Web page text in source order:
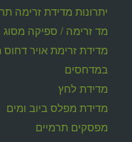
יתרונות מדידת זרימה
מד זרימה / ספיקה
מדידת זרימת אויר
במדחסים
מדידת לחץ
מדידת מפלס ביוב ומים
מפסקים תרמיים